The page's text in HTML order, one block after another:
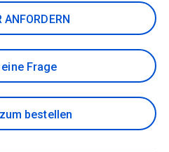
ANFORDERN
Frage
bestellen